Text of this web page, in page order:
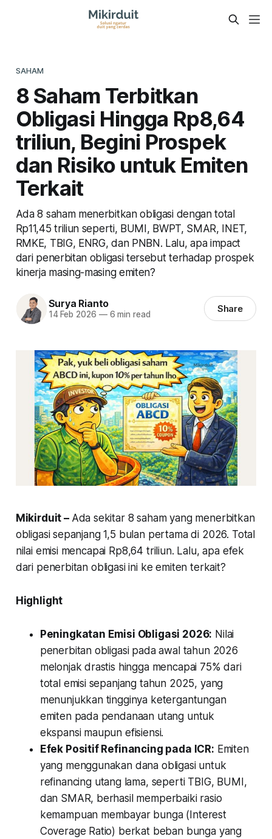
SAHAM
8 Saham Terbitkan
Obligasi Hingga Rp8,64
triliun, Begini Prospek
dan Risiko untuk Emiten
Terkait
Ada 8 saham menerbitkan obligasi dengan total
Rp11,45 triliun seperti, BUMI, BWPT, SMAR, INET,
RMKE, TBIG, ENRG, dan PNBN. Lalu, apa impact
dari penerbitan obligasi tersebut terhadap prospek
kinerja masing-masing emiten?
Surya Rianto
14 Feb 2026 —6 min read Share
Mikirduit – Ada sekitar 8 saham yang menerbitkan
obligasi sepanjang 1,5 bulan pertama di 2026. Total
nilai emisi mencapai Rp8,64 triliun. Lalu, apa efek
dari penerbitan obligasi ini ke emiten terkait?
Highlight
Peningkatan Emisi Obligasi 2026: Nilai
penerbitan obligasi pada awal tahun 2026
melonjak drastis hingga mencapai 75% dari
total emisi sepanjang tahun 2025, yang
menunjukkan tingginya ketergantungan
emiten pada pendanaan utang untuk
ekspansi maupun efisiensi.
Efek Positif Refinancing pada ICR: Emiten
yang menggunakan dana obligasi untuk
refinancingutang lama, seperti TBIG, BUMI,
dan SMAR, berhasil memperbaiki rasio
kemampuan membayar bunga ( Interest
Coverage Ratio) berkat beban bunga yang